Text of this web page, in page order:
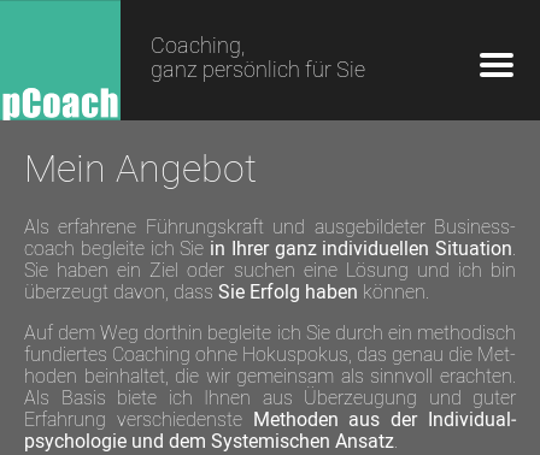
Coaching,
ganz persönlich für Sie
Mein Angebot
Als erfahrene Führungs­kraft und aus­gebilde­ter Business­
coach begleite ich Sie in Ihrer ganz indivi­duellen Situation.
Sie haben ein Ziel oder suchen eine Lösung und ich bin
über­zeugt davon, dass Sie Erfolg haben können.
Auf dem Weg dorthin begleite ich Sie durch ein metho­disch
fun­diertes Coach­ing ohne Hokus­pokus, das genau die Met­
hoden bein­haltet, die wir gemein­sam als sinn­voll erachten.
Als Basis biete ich Ihnen aus Über­zeu­gung und guter
Erfah­rung verschie­denste Met­hoden aus der In­dividu­al­
psycho­logie und dem Systemi­schen Ansatz.